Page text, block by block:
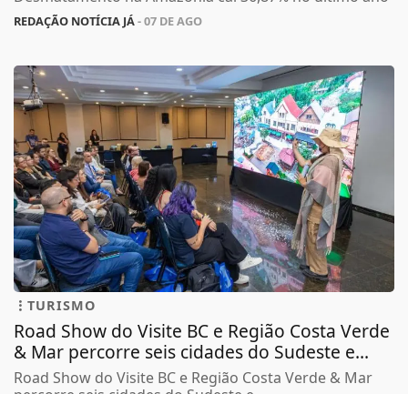
REDAÇÃO NOTÍCIA JÁ- 07 DE AGO
TURISMO
Road Show do Visite BC e Região Costa Verde
& Mar percorre seis cidades do Sudeste e...
Road Show do Visite BC e Região Costa Verde & Mar